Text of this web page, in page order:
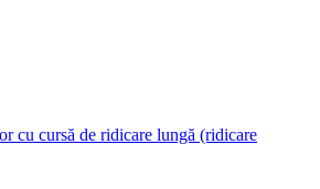
cu cursă de ridicare lungă (ridicare